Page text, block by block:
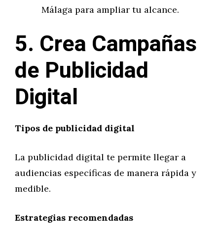
Málaga para ampliar tu alcance.
5. Crea Campañas
de Publicidad
Digital
Tipos de publicidad digital
La publicidad digital te permite llegar a
audiencias específicas de manera rápida y
medible.
Estrategias recomendadas